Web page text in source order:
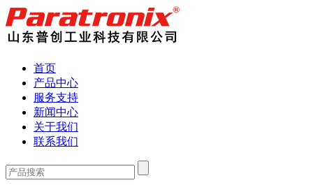
首页
产品中心
服务支持
新闻中心
关于我们
联系我们